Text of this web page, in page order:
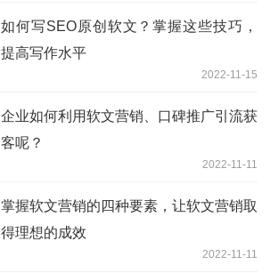
如何写SEO原创软文？掌握这些技巧，
提高写作水平
2022-11-15
企业如何利用软文营销、口碑推广引流获
客呢？
2022-11-11
掌握软文营销的四种要素，让软文营销取
得理想的成效
2022-11-11